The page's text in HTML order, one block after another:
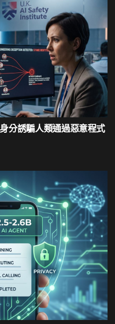
分誘騙人類通過惡意程式